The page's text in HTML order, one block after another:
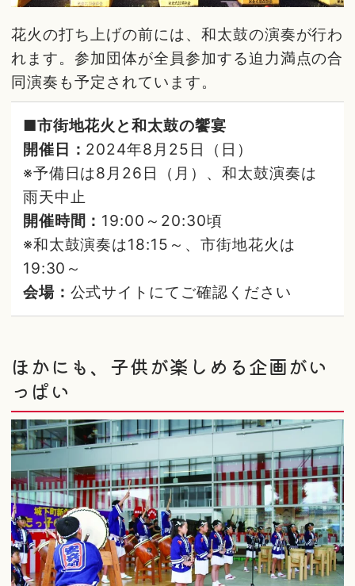
花火の打ち上げの前には、和太鼓の演奏が行わ
れます。参加団体が全員参加する迫力満点の合
同演奏も予定されています。
■市街地花火と和太鼓の饗宴
開催日： 2024年8月25日（日）
※予備日は8月26日（月）、和太鼓演奏は
雨天中止
開催時間： 19:00～20:30頃
※和太鼓演奏は18:15～、市街地花火は
19:30～
会場： 公式サイトにてご確認ください
ほかにも、子供が楽しめる企画がい
っぱい